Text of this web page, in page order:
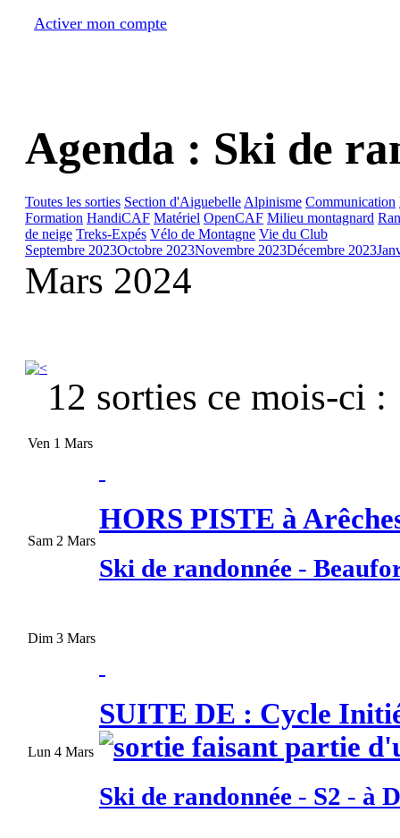
Activer mon compte
Agenda : Ski de
Toutes les sorties Section d'Aiguebelle Alpinisme Communication
Formation HandiCAF Matériel OpenCAF Milieu montagnard
de neige Treks-Expés Vélo de Montagne Vie du Club
Septembre 2023Octobre 2023Novembre 2023Décembre 2023
Mars 2024
12 sorties ce mois-ci :
Ven 1 Mars
Sam 2 Mars
HORS PISTE à
Ski de randonnée -
Dim 3 Mars
Lun 4 Mars
SUITE DE : Cycle
Ski de randonnée - S2 - à